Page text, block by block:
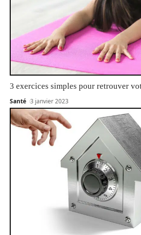
3 exercices simples pour retrouver
Santé 3 janvier 2023